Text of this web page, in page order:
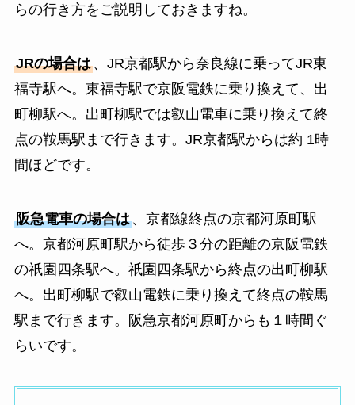
らの行き方をご説明しておきますね。
JRの場合は、JR京都駅から奈良線に乗ってJR東
福寺駅へ。東福寺駅で京阪電鉄に乗り換えて、出
町柳駅へ。出町柳駅では叡山電車に乗り換えて終
点の鞍馬駅まで行きます。JR京都駅からは約 1時
間ほどです。
阪急電車の場合は、京都線終点の京都河原町駅
へ。京都河原町駅から徒歩３分の距離の京阪電鉄
の祇園四条駅へ。祇園四条駅から終点の出町柳駅
へ。出町柳駅で叡山電鉄に乗り換えて終点の鞍馬
駅まで行きます。阪急京都河原町からも１時間ぐ
らいです。